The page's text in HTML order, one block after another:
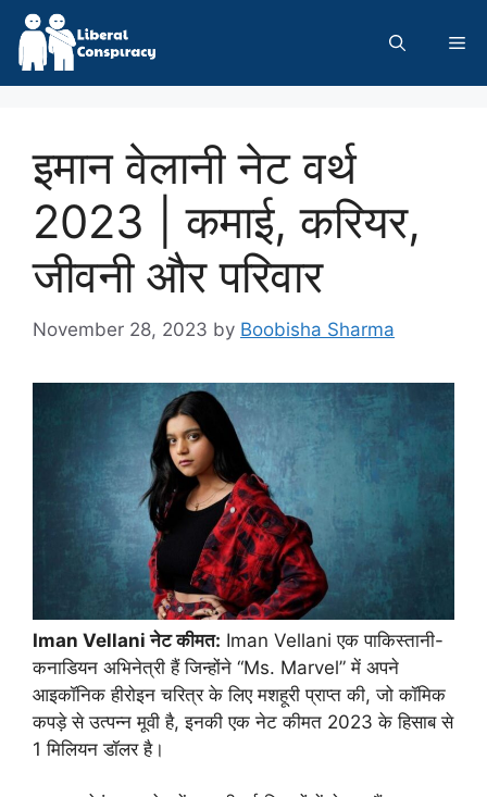
Skip
content
इमान वेलानी नेट वर्थ
2023 | कमाई, करियर,
जीवनी और परिवार
November 28, 2023 by Boobisha Sharma
Iman Vellani नेट कीमत: Iman Vellani एक पाकिस्तानी-
कनाडियन अभिनेत्री हैं जिन्होंने “Ms. Marvel” में अपने
आइकॉनिक हीरोइन चरित्र के लिए मशहूरी प्राप्त की, जो कॉमिक
कपड़े से उत्पन्न मूवी है, इनकी एक नेट कीमत 2023 के हिसाब से
1 मिलियन डॉलर है।